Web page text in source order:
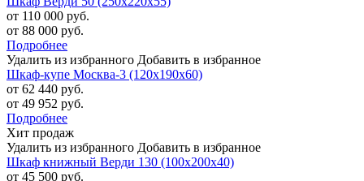
от 110 000 руб.
от 88 000 руб.
Подробнее
Удалить из избранного Добавить в избранное
Шкаф-купе Москва-3 (120х190х60)
от 62 440 руб.
от 49 952 руб.
Подробнее
Хит продаж
Удалить из избранного Добавить в избранное
Шкаф книжный Верди 130 (100х200х40)
от 45 500 руб.